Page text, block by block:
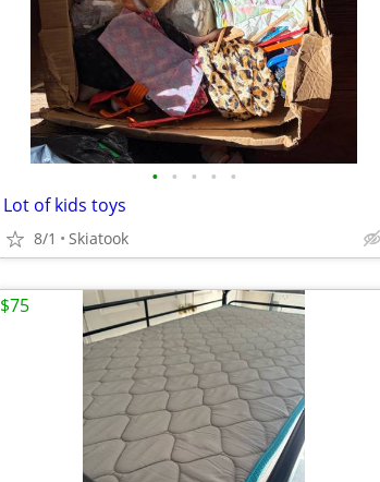
• • • • •
Lot of kids toys
8/1 Skiatook
$75